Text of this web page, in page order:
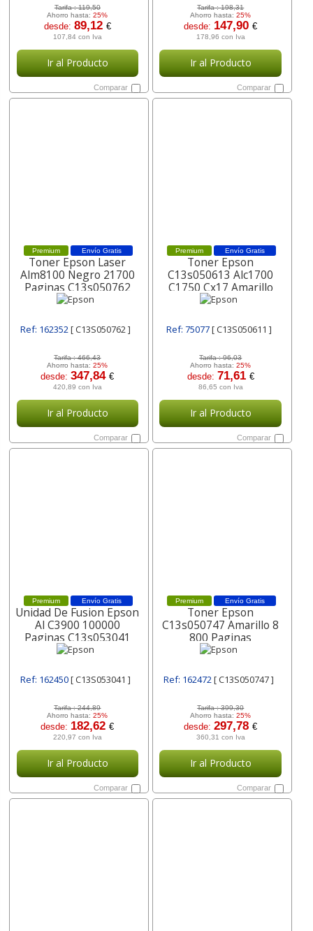
Tarifa :119,50
Ahorro hasta:25%
desde: 89,12 €
107,84 con Iva
Ir al Producto
Comparar
Tarifa :198,31
Ahorro hasta:25%
desde: 147,90€
178,96 con Iva
Ir al Producto
Comparar
Envío Gratis
Premium
Toner Epson Laser
Alm8100 Negro 21700
Paginas C13s050762
Ref: 162352[ C13S050762 ]
Tarifa :466,43
Ahorro hasta:25%
desde:347,84€
420,89 con Iva
Ir al Producto
Comparar
Envío Gratis
Premium
Toner Epson
C13s050613 Alc1700
C1750 Cx17 Amarillo
1400 Pag C13s050611
Ref: 75077[ C13S050611 ]
Tarifa :96,03
Ahorro hasta:25%
desde: 71,61 €
86,65 con Iva
Ir al Producto
Comparar
Envío Gratis
Premium
Unidad De Fusion Epson
Al C3900 100000
Paginas C13s053041
Ref: 162450[ C13S053041 ]
Tarifa :244,89
Ahorro hasta:25%
desde: 182,62€
220,97 con Iva
Ir al Producto
Comparar
Envío Gratis
Premium
Toner Epson
C13s050747 Amarillo 8
800 Paginas
Ref: 162472[ C13S050747 ]
Tarifa :399,30
Ahorro hasta:25%
desde:297,78€
360,31 con Iva
Ir al Producto
Comparar